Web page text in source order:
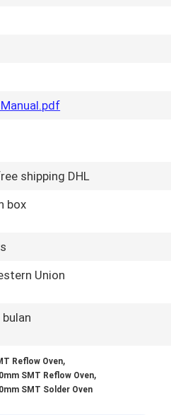
shipping DHL
box
Union
bulan
Reflow Oven,
SMT Reflow Oven,
SMT Solder Oven